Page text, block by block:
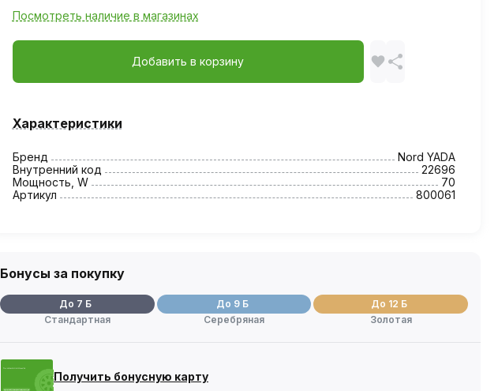
Посмотреть наличие в магазинах
Добавить в корзину
Характеристики
Бренд
Nord YADA
Внутренний код
22696
Мощность, W
70
Артикул
800061
Бонусы за покупку
До 7 Б
Стандартная
До 9 Б
Серебряная
До 12 Б
Золотая
Получить бонусную карту